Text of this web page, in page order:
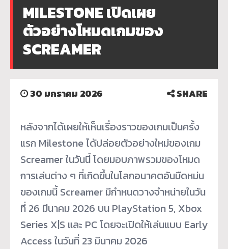
MILESTONE เปิดเผย
ตัวอย่างโหมดเกมของ
SCREAMER
30 มกราคม 2026 SHARE
หลังจากได้เผยให้เห็นเรื่องราวของเกมเป็นครั้ง
แรก Milestone ได้ปล่อยตัวอย่างใหม่ของเกม
Screamer ในวันนี้ โดยมอบภาพรวมของโหมด
การเล่นต่าง ๆ ที่เกิดขึ้นในโลกอนาคตอันมืดหม่น
ของเกมนี้ Screamer มีกำหนดวางจำหน่ายในวัน
ที่ 26 มีนาคม 2026 บน PlayStation 5, Xbox
Series X|S และ PC โดยจะเปิดให้เล่นแบบ Early
Access ในวันที่ 23 มีนาคม 2026